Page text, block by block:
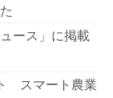
ース」に掲載
スマート農業